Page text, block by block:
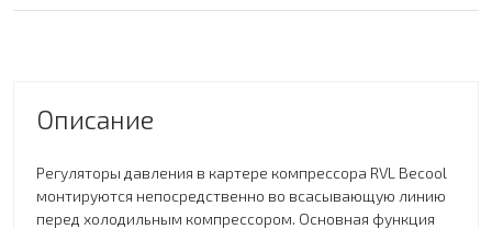
Описание
Регуляторы давления в картере компрессора RVL Becool
монтируются непосредственно во всасывающую линию
перед холодильным компрессором. Основная функция